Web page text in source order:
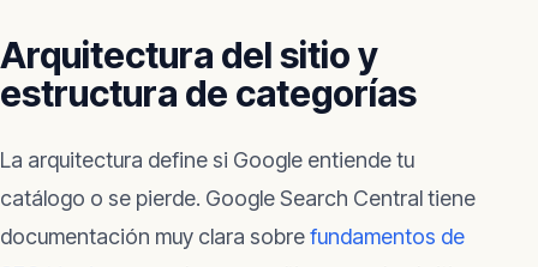
Arquitectura del sitio y
estructura de categorías
La arquitectura define si Google entiende tu
catálogo o se pierde. Google Search Central tiene
documentación muy clara sobrefundamentos de